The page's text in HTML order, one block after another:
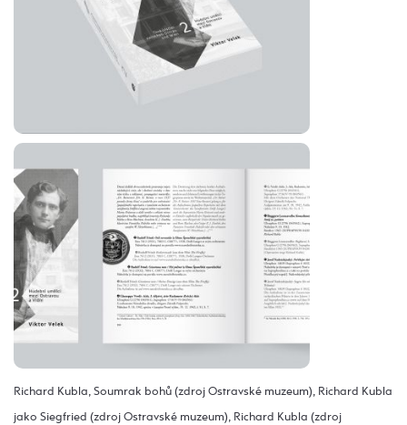
Richard Kubla, Soumrak bohů (zdroj Ostravské muzeum), Richard Kubla
jako Siegfried (zdroj Ostravské muzeum), Richard Kubla (zdroj